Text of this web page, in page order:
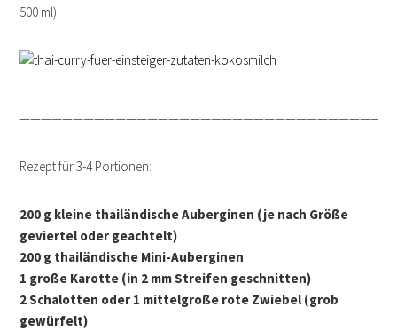
500 ml)
Rezept für 3-4 Portionen:
200 g kleine thailändische Auberginen (je nach Größe
geviertel oder geachtelt)
200 g thailändische Mini-Auberginen
1 große Karotte (in 2 mm Streifen geschnitten)
2 Schalotten oder 1 mittelgroße rote Zwiebel (grob
gewürfelt)